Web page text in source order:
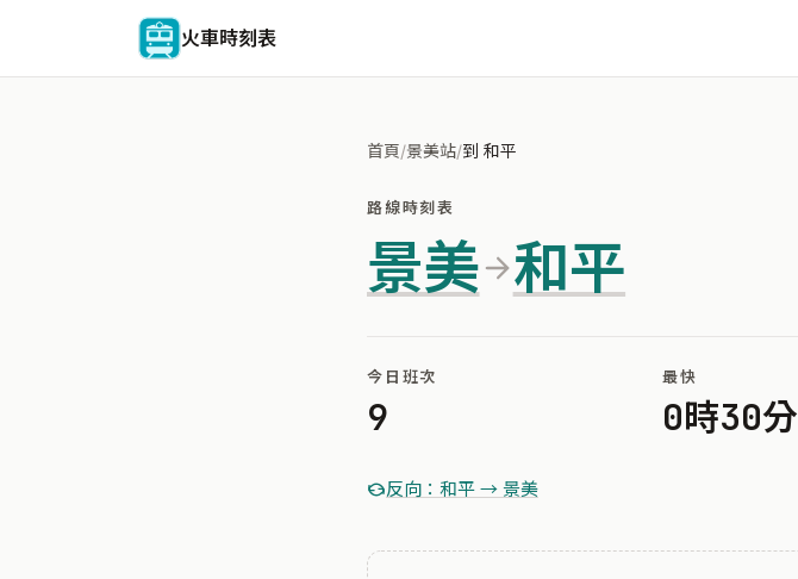
火車時刻表
首頁/景美站/到 和平
路線時刻表
景美 和平
今日班次
9
最快
0時30分
反向：和平 → 景美